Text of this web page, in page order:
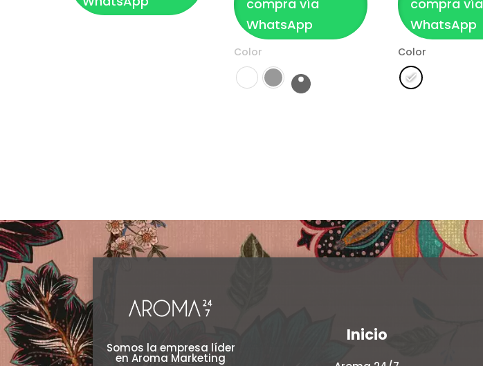
compra vía
WhatsApp
Color
compra vía
WhatsApp
Color
Somos la empresa líder
en Aroma Marketing
Inicio